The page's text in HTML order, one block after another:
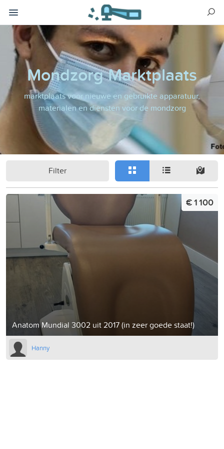
Mondzorg Marktplaats
marktplaats voor nieuwe en gebruikte apparatuur,
materialen en diensten voor de mondzorg
Filter
Anatom Mundial 3002 uit 2017 (in zeer goede staat!)
€ 1 100
Hanny